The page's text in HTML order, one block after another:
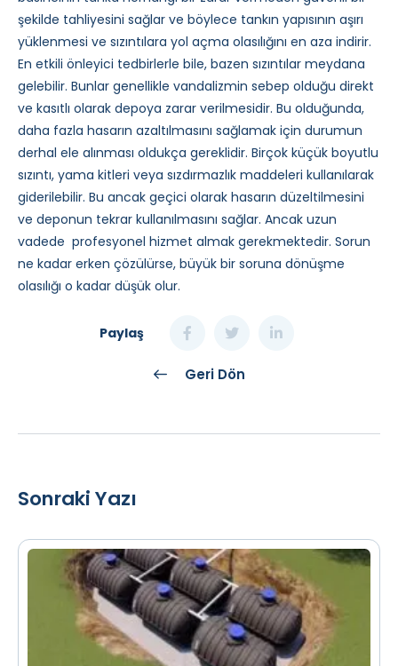
şekilde tahliyesini sağlar ve böylece tankın yapısının aşırı
yüklenmesi ve sızıntılara yol açma olasılığını en aza indirir.
En etkili önleyici tedbirlerle bile, bazen sızıntılar meydana
gelebilir. Bunlar genellikle vandalizmin sebep olduğu direkt
ve kasıtlı olarak depoya zarar verilmesidir. Bu olduğunda,
daha fazla hasarın azaltılmasını sağlamak için durumun
derhal ele alınması oldukça gereklidir. Birçok küçük boyutlu
sızıntı, yama kitleri veya sızdırmazlık maddeleri kullanılarak
giderilebilir. Bu ancak geçici olarak hasarın düzeltilmesini
ve deponun tekrar kullanılmasını sağlar. Ancak uzun
vadede profesyonel hizmet almak gerekmektedir. Sorun
ne kadar erken çözülürse, büyük bir soruna dönüşme
olasılığı o kadar düşük olur.
Paylaş
Geri Dön
Sonraki Yazı